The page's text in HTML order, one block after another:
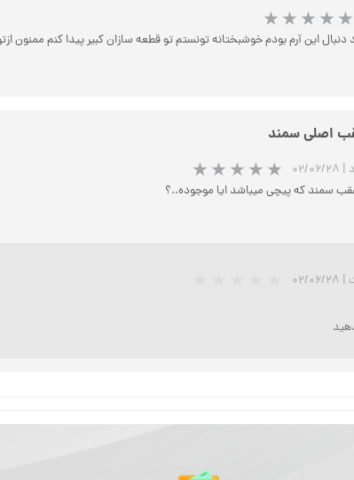
این آرم بودم خوشبختانه تونستم تو قطعه‌ سازان کبیر پیدا کنم ممنون
اصلی سمند
| ۰۲/۰۶/۲۸
سمند که پیچی میباشد ایا موجوده..؟
| ۰۲/۰۶/۲۸